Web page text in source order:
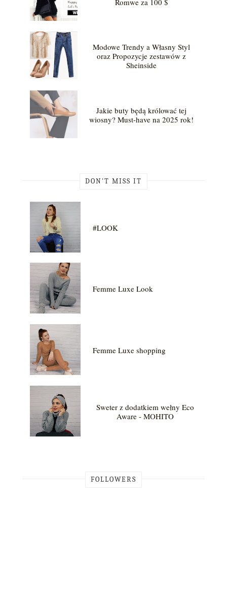
Modowe Trendy a Własny Styl
oraz Propozycje zestawów z
Sheinside
Jakie buty będą królować tej
wiosny? Must-have na 2025 rok!
DON'T MISS IT
#LOOK
Femme Luxe Look
Femme Luxe shopping
Sweter z dodatkiem wełny Eco
Aware - MOHITO
FOLLOWERS